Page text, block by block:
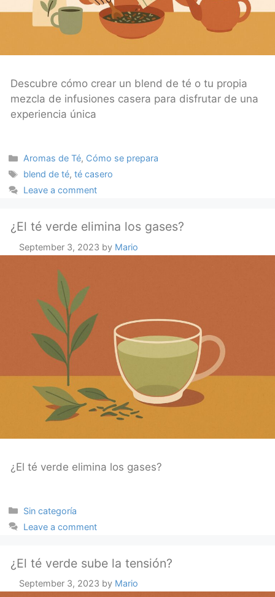
Descubre cómo crear un blend de té o tu propia
mezcla de infusiones casera para disfrutar de una
experiencia única
Categories
Aromas de Té, Cómo se prepara
Tags
blend de té, té casero
Leave a comment
¿El té verde elimina los gases?
September 3, 2023 by Mario
¿El té verde elimina los gases?
Categories
Sin categoría
Leave a comment
¿El té verde sube la tensión?
September 3, 2023 by Mario